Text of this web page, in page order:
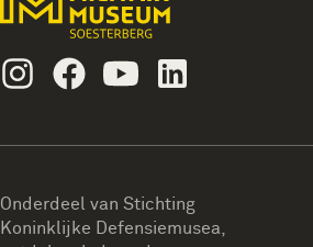
InstagramFacebookYoutube
Onderdeel van Stichting
Koninklijke Defensiemusea,